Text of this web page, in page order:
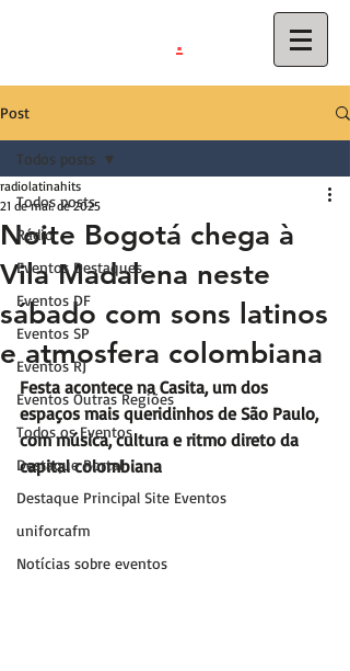
.
Post
Todos posts
Rádio
Eventos Destaques
Eventos DF
Eventos SP
Eventos RJ
Eventos Outras Regiões
Todos os Eventos
Destaque Portal
Destaque Principal Site Eventos
uniforcafm
Notícias sobre eventos
Todos posts
Noite Bogotá chega à
Vila Madalena neste
sábado com sons latinos
e atmosfera colombiana
radiolatinahits
21 de mai. de 2025
Festa acontece na Casita, um dos
espaços mais queridinhos de São Paulo,
com música, cultura e ritmo direto da
capital colombiana